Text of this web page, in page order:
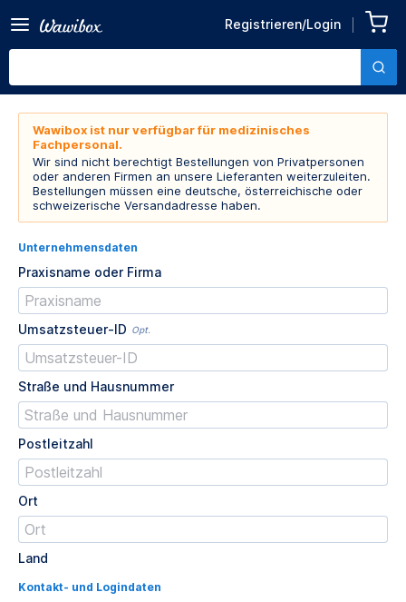
Registrieren/Login
Wawibox ist nur verfügbar für medizinisches
Fachpersonal.
Wir sind nicht berechtigt Bestellungen von Privatpersonen
oder anderen Firmen an unsere Lieferanten weiterzuleiten.
Bestellungen müssen eine deutsche, österreichische oder
schweizerische Versandadresse haben.
Unternehmensdaten
Praxisname oder Firma
Umsatzsteuer-ID Opt.
Straße und Hausnummer
Postleitzahl
Ort
Land
Kontakt- und Logindaten